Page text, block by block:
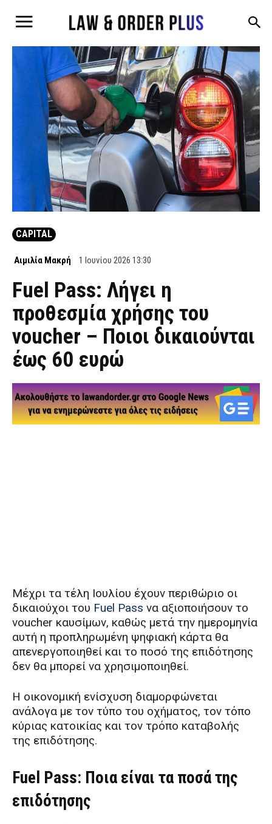
CAPITAL
Αιμιλία Μακρή 1 Ιουνίου 2026 13:30
Fuel Pass: Λήγει η
προθεσμία χρήσης του
voucher – Ποιοι δικαιούνται
έως 60 ευρώ
Μέχρι τα τέλη Ιουλίου έχουν περιθώριο οι
δικαιούχοι του Fuel Pass να αξιοποιήσουν το
voucher καυσίμων, καθώς μετά την ημερομηνία
αυτή η προπληρωμένη ψηφιακή κάρτα θα
απενεργοποιηθεί και το ποσό της επιδότησης
δεν θα μπορεί να χρησιμοποιηθεί.
Η οικονομική ενίσχυση διαμορφώνεται
ανάλογα με τον τύπο του οχήματος, τον τόπο
κύριας κατοικίας και τον τρόπο καταβολής
της επιδότησης.
Fuel Pass: Ποια είναι τα ποσά της
επιδότησης